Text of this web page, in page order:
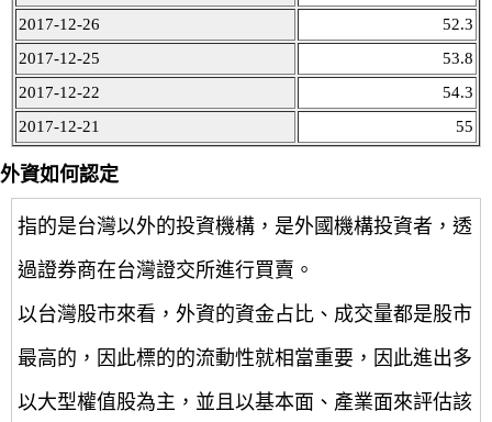
2017-12-26
52.3
2017-12-25
53.8
2017-12-22
54.3
2017-12-21
55
外資如何認定
指的是台灣以外的投資機構，是外國機構投資者，透
過證券商在台灣證交所進行買賣。
以台灣股市來看，外資的資金占比、成交量都是股市
最高的，因此標的的流動性就相當重要，因此進出多
以大型權值股為主，並且以基本面、產業面來評估該